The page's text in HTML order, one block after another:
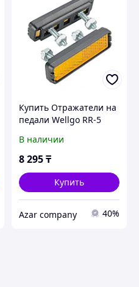
Купить Отражатели на
педали Wellgo RR-5
В наличии
8 295₸
Купить
Azar company 40%